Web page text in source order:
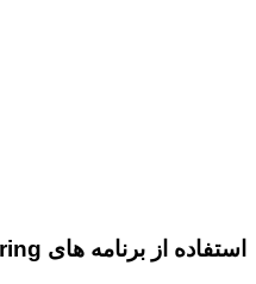
استفاده از برنامه های Screen Mirroring اشتراکی